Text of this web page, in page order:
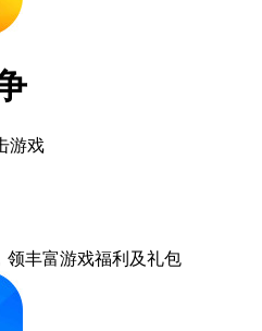
游戏
领丰富游戏福利 及礼包